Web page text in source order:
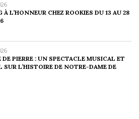
À L’HONNEUR CHEZ ROOKIES DU 13 AU 28
DE PIERRE : UN SPECTACLE MUSICAL ET
SUR L’HISTOIRE DE NOTRE-DAME DE